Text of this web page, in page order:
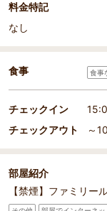
料金特記
なし
食事 食事
チェックイン
チェックアウト
～
部屋紹介
【禁煙】ファミリー